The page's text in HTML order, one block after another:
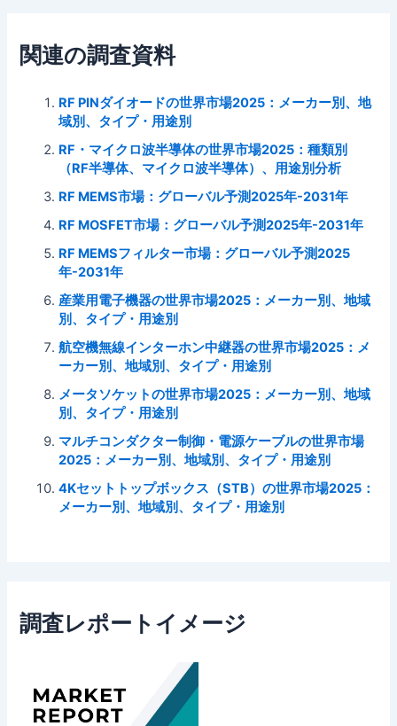
関連の調査資料
RF PINダイオードの世界市場2025：メーカー別、地
域別、タイプ・用途別
RF・マイクロ波半導体の世界市場2025：種類別
（RF半導体、マイクロ波半導体）、用途別分析
RF MEMS市場：グローバル予測2025年-2031年
RF MOSFET市場：グローバル予測2025年-2031年
RF MEMSフィルター市場：グローバル予測2025
年-2031年
産業用電子機器の世界市場2025：メーカー別、地域
別、タイプ・用途別
航空機無線インターホン中継器の世界市場2025：メ
ーカー別、地域別、タイプ・用途別
メータソケットの世界市場2025：メーカー別、地域
別、タイプ・用途別
マルチコンダクター制御・電源ケーブルの世界市場
2025：メーカー別、地域別、タイプ・用途別
4Kセットトップボックス（STB）の世界市場2025：
メーカー別、地域別、タイプ・用途別
調査レポートイメージ